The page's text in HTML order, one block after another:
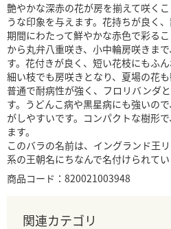
艶やかな深赤の花が房を揃えて咲く
うな印象を与えます。花持ちが良く
期間にわたって鮮やかな赤色で彩る
から丸弁八重咲き、小中輪房咲きま
す。花付きが良く、短い花枝にもふん
細い枝でも房咲きとなり、夏場の花
普通で耐病性が強く、フロリバンダ
す。うどんこ病や黒星病にも強いの
がしやすいです。コンパクトな樹形
ます。
このバラの名前は、イングランド王
系の王朝名にちなんで名付けられてい
商品コード：820021003948
関連カテゴリ